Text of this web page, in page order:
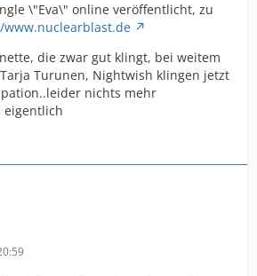
\"Eva\" online veröffentlicht, zu
die zwar gut klingt, bei weitem
Turunen, Nightwish klingen jetzt
nichts mehr
eigentlich